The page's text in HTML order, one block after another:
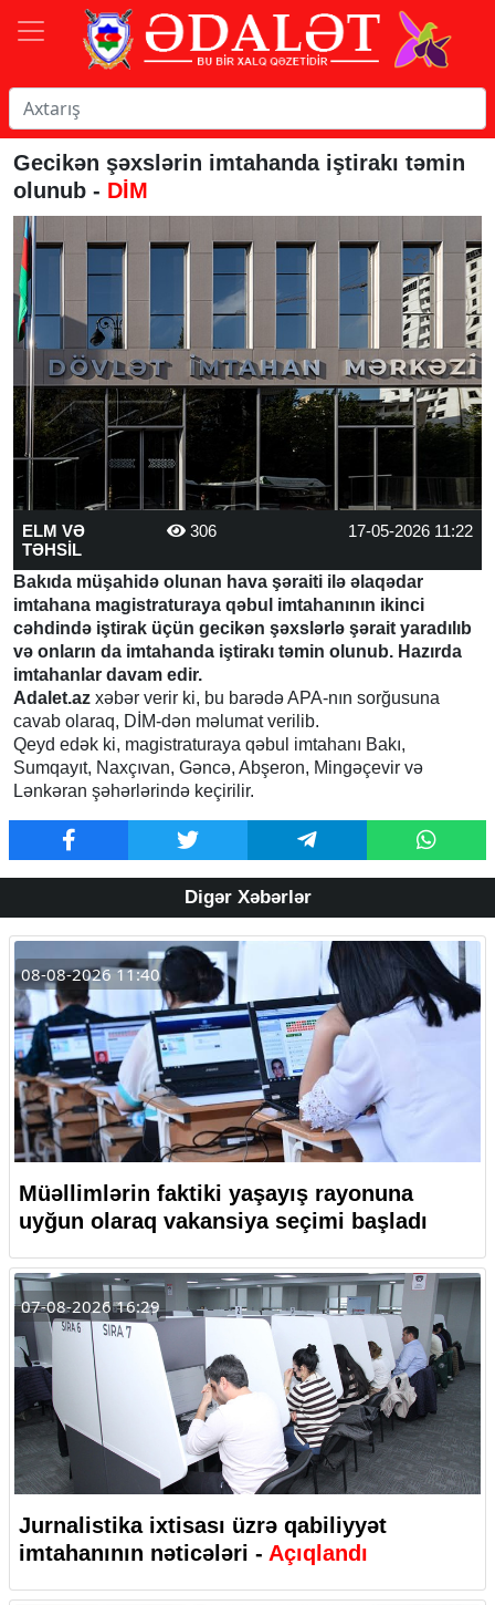
Gecikən şəxslərin imtahanda iştirakı təmin
olunub - DİM
ELM VƏ
TƏHSİL
306 17-05-2026 11:22
Bakıda müşahidə olunan hava şəraiti ilə əlaqədar
imtahana magistraturaya qəbul imtahanının ikinci
cəhdində iştirak üçün gecikən şəxslərlə şərait yaradılıb
və onların da imtahanda iştirakı təmin olunub. Hazırda
imtahanlar davam edir.
Adalet.az xəbər verir ki, bu barədə APA-nın sorğusuna
cavab olaraq, DİM-dən məlumat verilib.
Qeyd edək ki, magistraturaya qəbul imtahanı Bakı,
Sumqayıt, Naxçıvan, Gəncə, Abşeron, Mingəçevir və
Lənkəran şəhərlərində keçirilir.
Digər Xəbərlər
08-08-2026 11:40
Müəllimlərin faktiki yaşayış rayonuna
uyğun olaraq vakansiya seçimi başladı
07-08-2026 16:29
Jurnalistika ixtisası üzrə qabiliyyət
imtahanının nəticələri - Açıqlandı